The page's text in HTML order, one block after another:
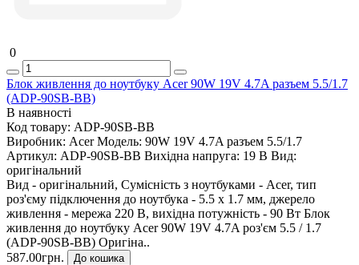
0
Блок живлення до ноутбуку Acer 90W 19V 4.7A разъем 5.5/1.7
(ADP-90SB-BB)
В наявності
Код товару: ADP-90SB-BB
Виробник: Acer Модель: 90W 19V 4.7A разъем 5.5/1.7
Артикул: ADP-90SB-BB Вихідна напруга: 19 В Вид:
оригінальний
Вид - оригінальний, Сумісність з ноутбуками - Acer, тип
роз'єму підключення до ноутбука - 5.5 x 1.7 мм, джерело
живлення - мережа 220 В, вихідна потужність - 90 Вт Блок
живлення до ноутбуку Acer 90W 19V 4.7A роз'єм 5.5 / 1.7
(ADP-90SB-BB) Оригіна..
587.00грн.
До кошика